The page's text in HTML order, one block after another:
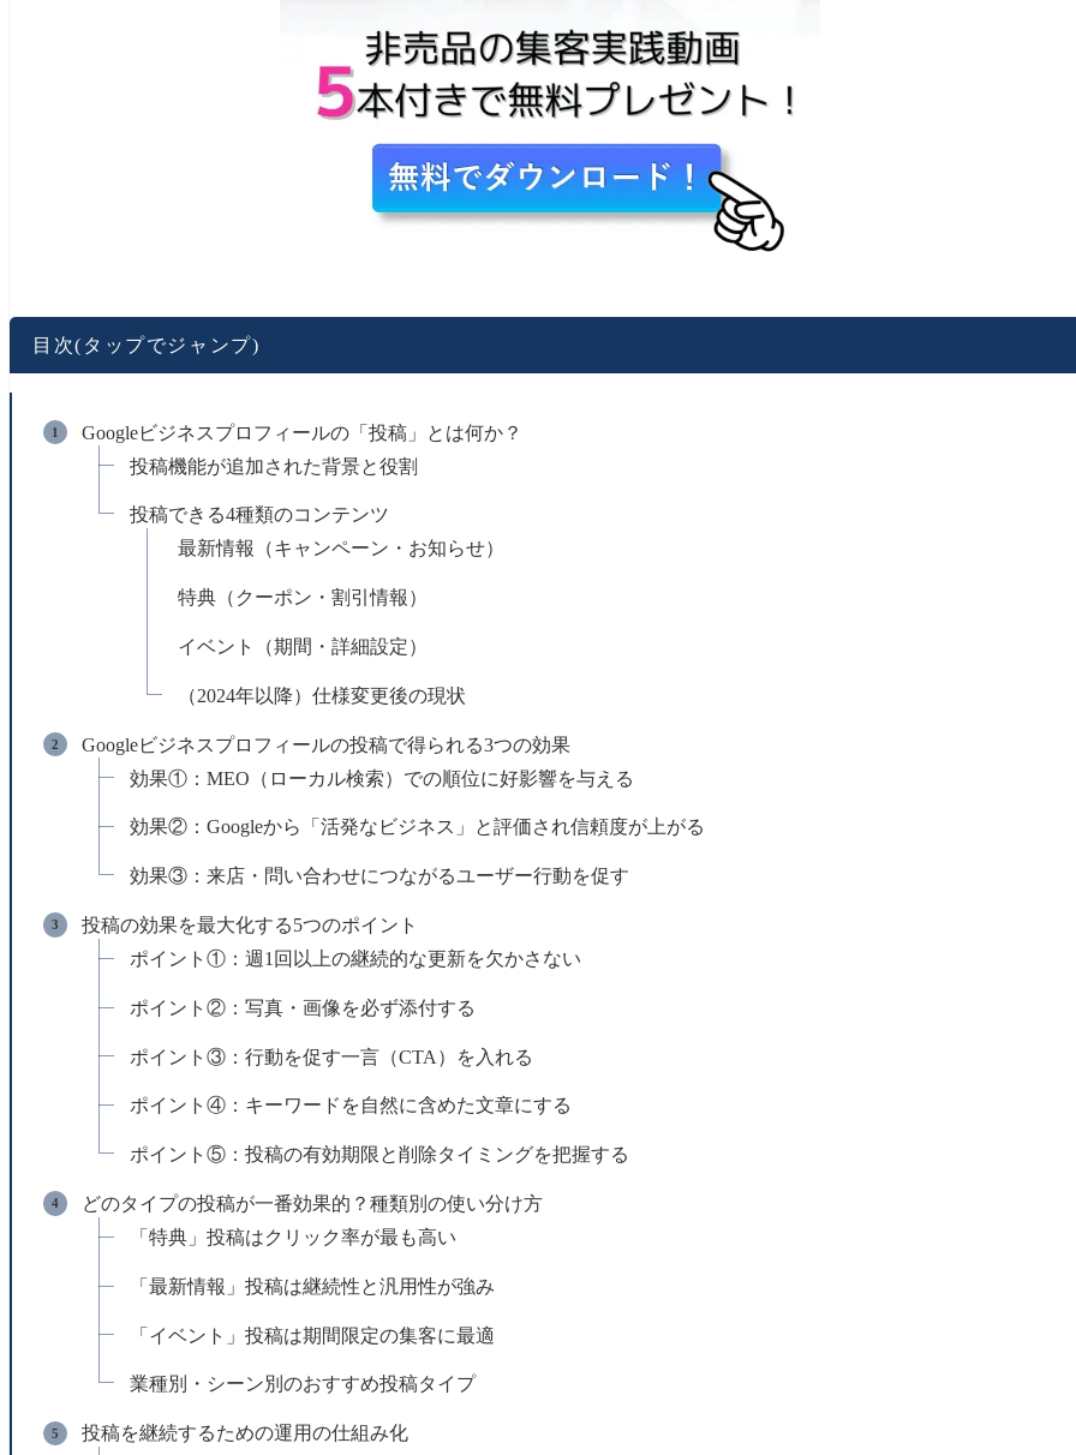
目次(タップでジャンプ)
Googleビジネスプロフィールの「投稿」とは何か？
投稿機能が追加された背景と役割
投稿できる4種類のコンテンツ
最新情報（キャンペーン・お知らせ）
特典（クーポン・割引情報）
イベント（期間・詳細設定）
（2024年以降）仕様変更後の現状
Googleビジネスプロフィールの投稿で得られる3つの効果
効果①：MEO（ローカル検索）での順位に好影響を与える
効果②：Googleから「活発なビジネス」と評価され信頼度が上がる
効果③：来店・問い合わせにつながるユーザー行動を促す
投稿の効果を最大化する5つのポイント
ポイント①：週1回以上の継続的な更新を欠かさない
ポイント②：写真・画像を必ず添付する
ポイント③：行動を促す一言（CTA）を入れる
ポイント④：キーワードを自然に含めた文章にする
ポイント⑤：投稿の有効期限と削除タイミングを把握する
どのタイプの投稿が一番効果的？種類別の使い分け方
「特典」投稿はクリック率が最も高い
「最新情報」投稿は継続性と汎用性が強み
「イベント」投稿は期間限定の集客に最適
業種別・シーン別のおすすめ投稿タイプ
投稿を継続するための運用の仕組み化